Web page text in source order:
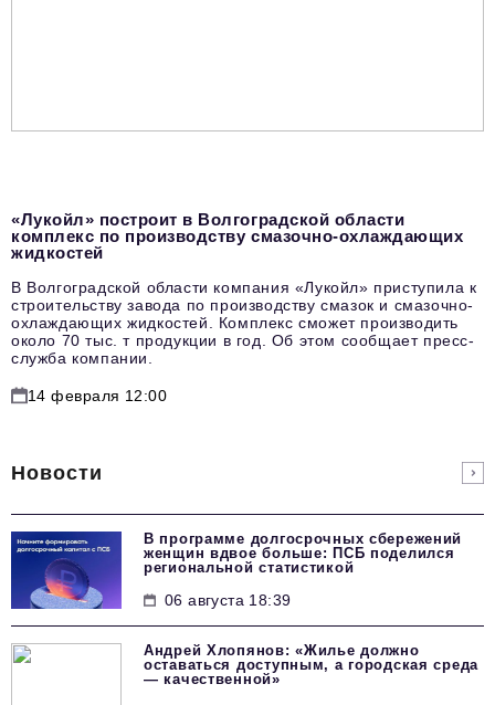
«Лукойл» построит в Волгоградской области
комплекс по производству смазочно-охлаждающих
жидкостей
В Волгоградской области компания «Лукойл» приступила к
строительству завода по производству смазок и смазочно-
охлаждающих жидкостей. Комплекс сможет производить
около 70 тыс. т продукции в год. Об этом сообщает пресс-
служба компании.
14 февраля 12:00
Новости
В программе долгосрочных сбережений
женщин вдвое больше: ПСБ поделился
региональной статистикой
06 августа 18:39
Андрей Хлопянов: «Жилье должно
оставаться доступным, а городская среда
— качественной»